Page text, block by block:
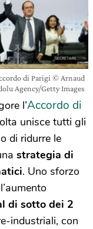
di Parigi © Arnaud
Agency/Getty Images
l’Accordo di
unisce tutti gli
di ridurre le
strategia di
. Uno sforzo
di sotto dei 2
industriali, con